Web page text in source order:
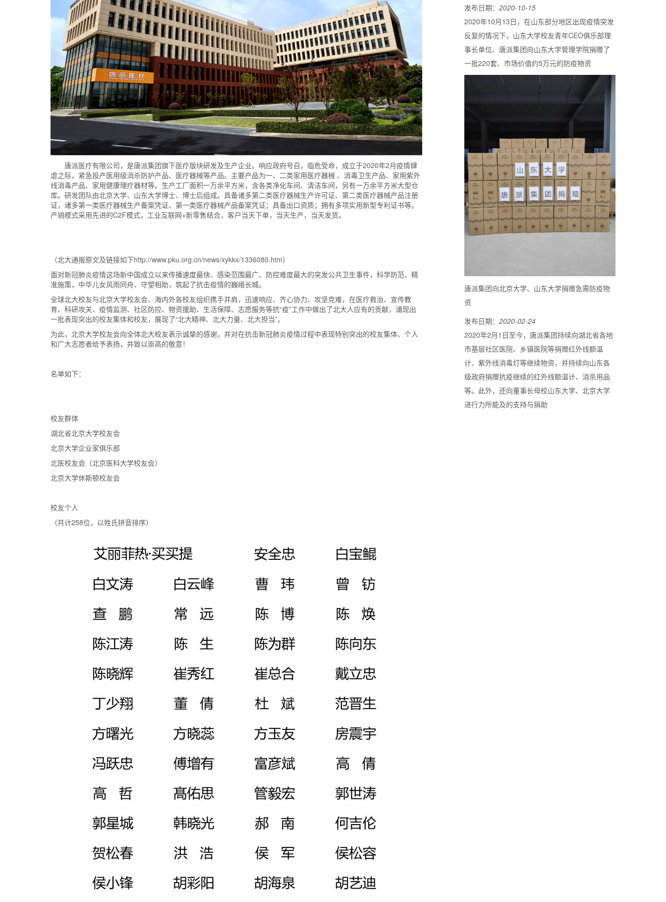
唐派医疗有限公司，是唐派集团旗下医疗版块研发及生产企业。响应政府号召，临危受命，成立于2020年2月疫情肆
虐之际，紧急投产医用级消杀防护产品、医疗器械等产品。主要产品为一、二类家用医疗器械 、消毒卫生产品、家用紫外
线消毒产品、家用健康理疗器材等。生产工厂面积一万余平方米，含各类净化车间、清洁车间，另有一万余平方米大型仓
库。研发团队由北京大学、山东大学博士、博士后组成。具备诸多第二类医疗器械生产许可证、第二类医疗器械产品注册
证，诸多第一类医疗器械生产备案凭证、第一类医疗器械产品备案凭证；具备出口资质；拥有多项实用新型专利证书等。
产销模式采用先进的C2F模式，工业互联网+新零售结合，客户当天下单，当天生产，当天发货。
（北大通报原文及链接如下http://www.pku.org.cn/news/xykkx/1336080.htm）
面对新冠肺炎疫情这场新中国成立以来传播速度最快、感染范围最广、防控难度最大的突发公共卫生事件，科学防范、精
准施策，中华儿女风雨同舟、守望相助，筑起了抗击疫情的巍峨长城。
全球北大校友与北京大学校友会、海内外各校友组织携手并肩，迅速响应、齐心协力、攻坚克难，在医疗救治、宣传教
育、科研攻关、疫情监测、社区防控、物资援助、生活保障、志愿服务等抗“疫”工作中做出了北大人应有的贡献，涌现出
一批表现突出的校友集体和校友，展现了“北大精神、北大力量、北大担当”。
为此，北京大学校友会向全体北大校友表示诚挚的感谢，并对在抗击新冠肺炎疫情过程中表现特别突出的校友集体、个人
和广大志愿者给予表扬，并致以崇高的敬意！
名单如下：
校友群体
湖北省北京大学校友会
北京大学企业家俱乐部
北医校友会（北京医科大学校友会）
北京大学休斯顿校友会
校友个人
（共计258位，以姓氏拼音排序）
发布日期： 2020-10-15
2020年10月13日，在山东部分地区出现疫情突发
反复的情况下，山东大学校友青年CEO俱乐部理
事长单位、唐派集团向山东大学管理学院捐赠了
一批220套、市场价值约5万元的防疫物资
唐派集团向北京大学、山东大学捐赠急需防疫物
资
发布日期： 2020-02-24
2020年2月1日至今，唐派集团持续向湖北省各地
市基层社区医院、乡镇医院等捐赠红外线额温
计、紫外线消毒灯等继续物资，并持续向山东各
级政府捐赠抗疫继续的红外线额温计、消杀用品
等。此外，还向董事长母校山东大学、北京大学
进行力所能及的支持与捐助